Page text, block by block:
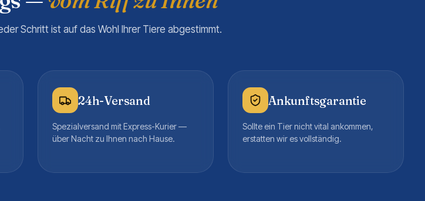
Schritt ist auf das Wohl Ihrer Tiere abgestimmt.
24h-Versand
Spezialversand mit Express-Kurier —
über Nacht zu Ihnen nach Hause.
Ankunftsgarantie
Sollte ein Tier nicht vital ankommen,
erstatten wir es vollständig.